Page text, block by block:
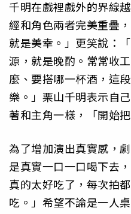
千明在戲裡戲外的界線
經和角色兩者完美重疊
就是美幸。」更笑說：
源，就是晚酌。常常收
麼、要搭哪一杯酒，這
樂。」栗山千明表示自
著和主角一樣，「開始
為了增加演出真實感，
是真實一口一口喝下去
真的太好吃了，每次拍
吃。」希望不論是一人